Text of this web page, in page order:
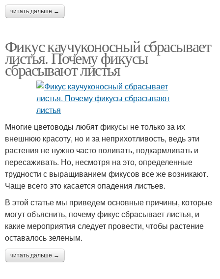
читать дальше →
Фикус каучуконосный сбрасывает
листья. Почему фикусы
сбрасывают листья
Многие цветоводы любят фикусы не только за их
внешнюю красоту, но и за неприхотливость, ведь эти
растения не нужно часто поливать, подкармливать и
пересаживать. Но, несмотря на это, определенные
трудности с выращиванием фикусов все же возникают.
Чаще всего это касается опадения листьев.
В этой статье мы приведем основные причины, которые
могут объяснить, почему фикус сбрасывает листья, и
какие мероприятия следует провести, чтобы растение
оставалось зеленым.
читать дальше →